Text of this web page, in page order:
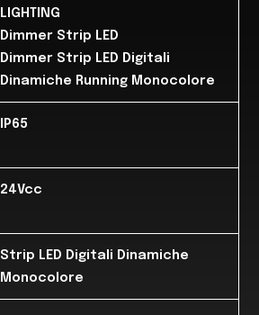
LIGHTING
Dimmer Strip LED
Dimmer Strip LED Digitali
Dinamiche Running Monocolore
IP65
24Vcc
Strip LED Digitali Dinamiche
Monocolore